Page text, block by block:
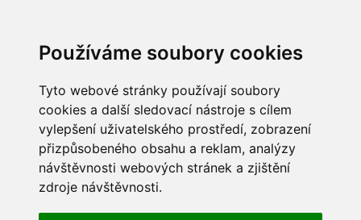
Používáme soubory cookies
Tyto webové stránky používají soubory
cookies a další sledovací nástroje s cílem
vylepšení uživatelského prostředí, zobrazení
přizpůsobeného obsahu a reklam, analýzy
návštěvnosti webových stránek a zjištění
zdroje návštěvnosti.